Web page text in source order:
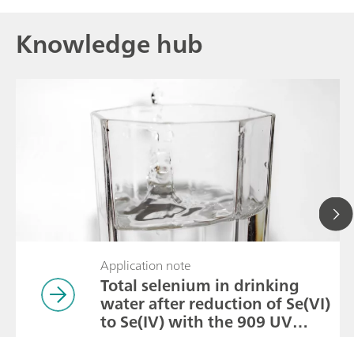
Knowledge hub
Application note
Total selenium in drinking
water after reduction of Se(VI)
to Se(IV) with the 909 UV